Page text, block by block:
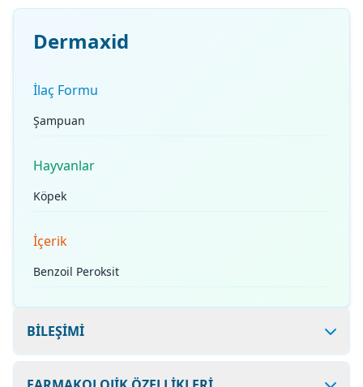
Dermaxid
İlaç Formu
Şampuan
Hayvanlar
Köpek
İçerik
Benzoil Peroksit
BİLEŞİMİ